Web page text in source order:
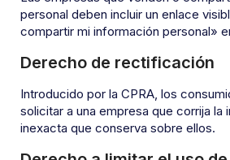
personal deben incluir un enlace
compartir mi información personal»
Derecho de rectificación
Introducido por la CPRA, los
solicitar a una empresa que corrija la
inexacta que conserva sobre ellos.